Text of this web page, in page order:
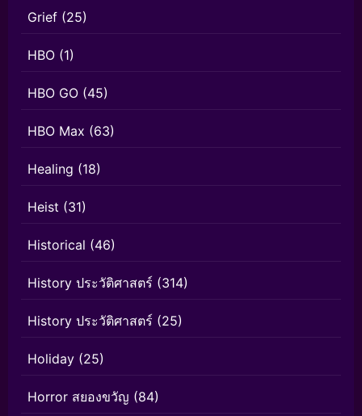
Grief (25)
HBO (1)
HBO GO (45)
HBO Max (63)
Healing (18)
Heist (31)
Historical (46)
History ประวัติศาสตร์ (314)
History ประวัติศาสตร์ (25)
Holiday (25)
Horror สยองขวัญ (84)